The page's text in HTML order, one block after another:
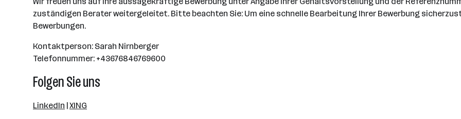
zuständigen Berater weitergeleitet. Bitte beachten Sie: Um eine schnelle Bearbeitung Ihrer Bewerbung
Bewerbungen.
Kontaktperson: Sarah Nirnberger
Telefonnummer: +43676846769600
Folgen Sie uns
LinkedIn |XING